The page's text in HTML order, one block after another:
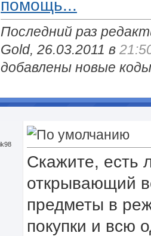
помощь...
Последний раз
Gold, 26.03.2011 в
добавлены новые
Скажите, есть
открывающий
предметы в
покупки и всю